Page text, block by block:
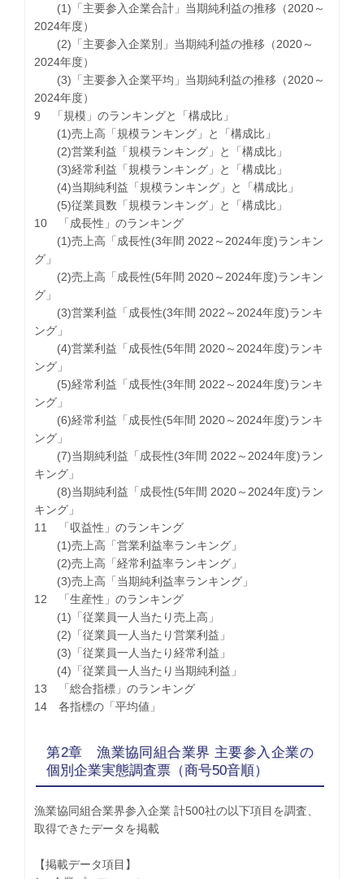
(1)「主要参入企業合計」当期純利益の推移（2020～
2024年度）
(2)「主要参入企業別」当期純利益の推移（2020～
2024年度）
(3)「主要参入企業平均」当期純利益の推移（2020～
2024年度）
9 「規模」のランキングと「構成比」
(1)売上高「規模ランキング」と「構成比」
(2)営業利益「規模ランキング」と「構成比」
(3)経常利益「規模ランキング」と「構成比」
(4)当期純利益「規模ランキング」と「構成比」
(5)従業員数「規模ランキング」と「構成比」
10 「成長性」のランキング
(1)売上高「成長性(3年間 2022～2024年度)ランキン
グ」
(2)売上高「成長性(5年間 2020～2024年度)ランキン
グ」
(3)営業利益「成長性(3年間 2022～2024年度)ランキ
ング」
(4)営業利益「成長性(5年間 2020～2024年度)ランキ
ング」
(5)経常利益「成長性(3年間 2022～2024年度)ランキ
ング」
(6)経常利益「成長性(5年間 2020～2024年度)ランキ
ング」
(7)当期純利益「成長性(3年間 2022～2024年度)ラン
キング」
(8)当期純利益「成長性(5年間 2020～2024年度)ラン
キング」
11 「収益性」のランキング
(1)売上高「営業利益率ランキング」
(2)売上高「経常利益率ランキング」
(3)売上高「当期純利益率ランキング」
12 「生産性」のランキング
(1)「従業員一人当たり売上高」
(2)「従業員一人当たり営業利益」
(3)「従業員一人当たり経常利益」
(4)「従業員一人当たり当期純利益」
13 「総合指標」のランキング
14 各指標の「平均値」
第2章 漁業協同組合業界 主要参入企業の
個別企業実態調査票（商号50音順）
漁業協同組合業界参入企業 計500社の以下項目を調査、
取得できたデータを掲載
【掲載データ項目】